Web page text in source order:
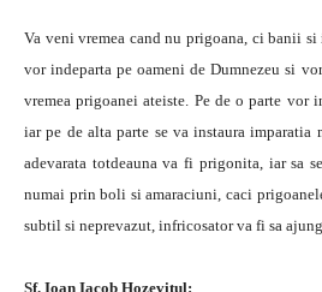
Va veni vremea cand nu prigoana, ci banii
vor indeparta pe oameni de Dumnezeu si
vremea prigoanei ateiste. Pe de o parte
iar pe de alta parte se va instaura
adevarata totdeauna va fi prigonita, iar sa
numai prin boli si amaraciuni, caci
subtil si neprevazut, infricosator va fi sa
Sf. Ioan Iacob Hozevitul: